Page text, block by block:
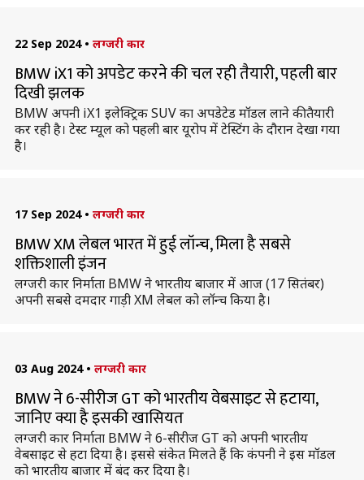
22 Sep 2024 • लग्जरी कार
BMW iX1 को अपडेट करने की चल रही तैयारी, पहली बार
दिखी झलक
BMW अपनी iX1 इलेक्ट्रिक SUV का अपडेटेड मॉडल लाने की तैयारी
कर रही है। टेस्ट म्यूल को पहली बार यूरोप में टेस्टिंग के दौरान देखा गया
है।
17 Sep 2024 • लग्जरी कार
BMW XM लेबल भारत में हुई लॉन्च, मिला है सबसे
शक्तिशाली इंजन
लग्जरी कार निर्माता BMW ने भारतीय बाजार में आज (17 सितंबर)
अपनी सबसे दमदार गाड़ी XM लेबल को लॉन्च किया है।
03 Aug 2024 • लग्जरी कार
BMW ने 6-सीरीज GT को भारतीय वेबसाइट से हटाया,
जानिए क्या है इसकी खासियत
लग्जरी कार निर्माता BMW ने 6-सीरीज GT को अपनी भारतीय
वेबसाइट से हटा दिया है। इससे संकेत मिलते हैं कि कंपनी ने इस मॉडल
को भारतीय बाजार में बंद कर दिया है।